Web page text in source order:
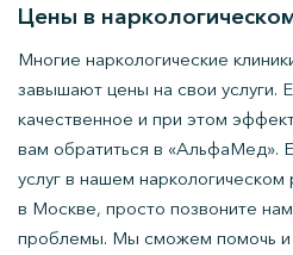
Цены в
Многие наркологические
завышают цены на свои услуги.
качественное и при этом
вам обратиться в «АльфаМед».
услуг в нашем
в Москве, просто позвоните
проблемы. Мы сможем помочь и